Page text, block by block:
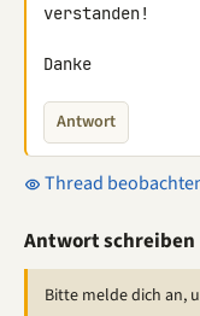
verstanden!
Danke
Antwort
Thread
Antwort schreiben
Bitte melde dich an,